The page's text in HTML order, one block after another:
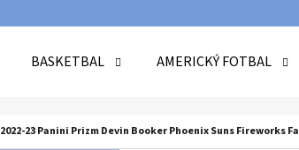
BASKETBAL AMERICKÝ FOTBAL
2022-23 Panini Prizm Devin Booker Phoenix Suns Fireworks